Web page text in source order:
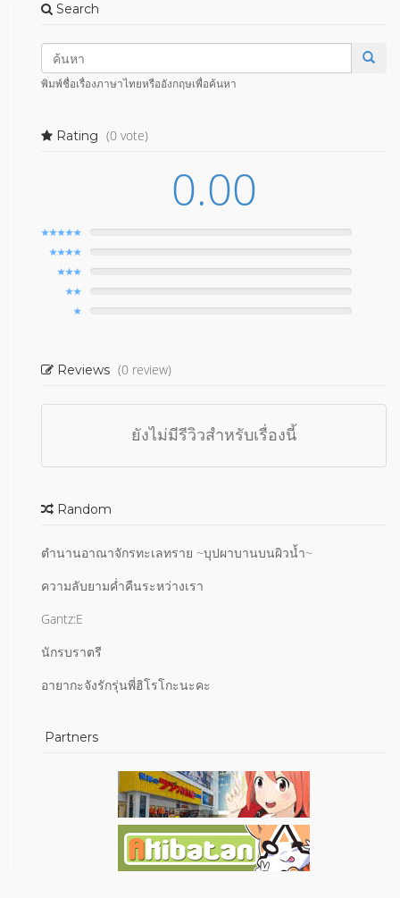
Search
พิมพ์ชื่อเรื่องภาษาไทยหรืออังกฤษเพื่อค้นหา
Rating (0 vote)
0.00
Reviews (0 review)
ยังไม่มีรีวิวสำหรับเรื่องนี้
Random
ตำนานอาณาจักรทะเลทราย ~บุปผาบานบนผิวน้ำ~
ความลับยามค่ำคืนระหว่างเรา
Gantz:E
นักรบราตรี
อายากะจังรักรุ่นพี่ฮิโรโกะนะคะ
Partners